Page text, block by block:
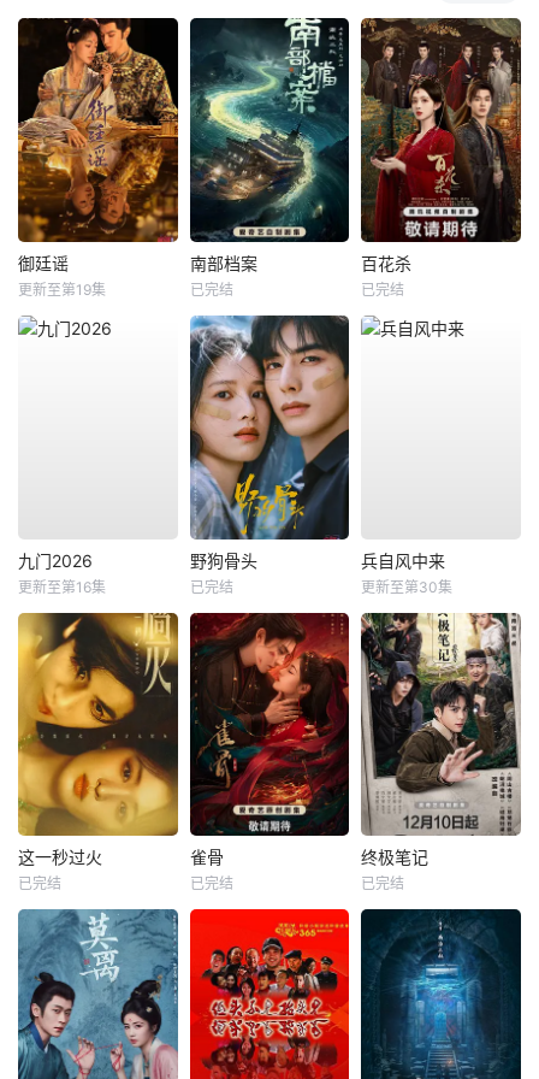
御廷谣
更新至第19集
南部档案
已完结
百花杀
已完结
九门2026
更新至第16集
野狗骨头
已完结
兵自风中来
更新至第30集
这一秒过火
已完结
雀骨
已完结
终极笔记
已完结